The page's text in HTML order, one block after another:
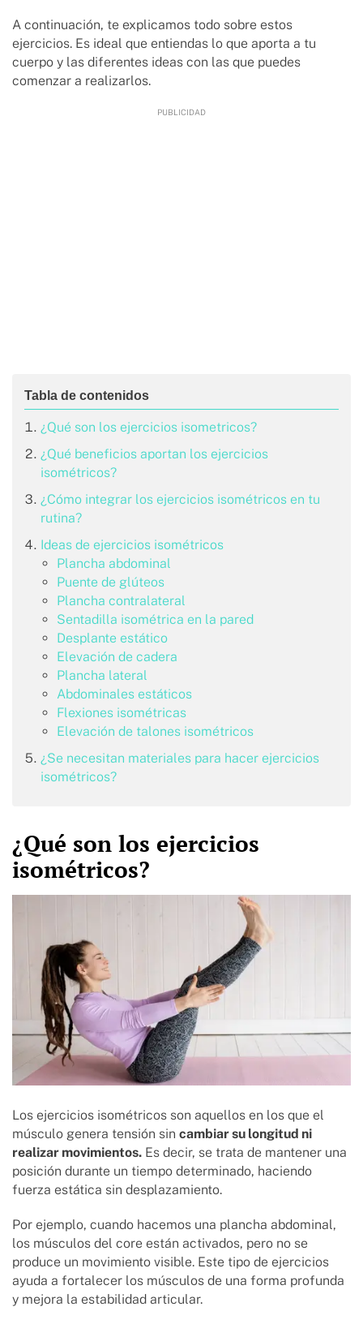
A continuación, te explicamos todo sobre estos
ejercicios. Es ideal que entiendas lo que aporta a tu
cuerpo y las diferentes ideas con las que puedes
comenzar a realizarlos.
¿Qué son los ejercicios isometricos?
¿Qué beneficios aportan los ejercicios
isométricos?
¿Cómo integrar los ejercicios isométricos en tu
rutina?
Ideas de ejercicios isométricos
Plancha abdominal
Puente de glúteos
Plancha contralateral
Sentadilla isométrica en la pared
Desplante estático
Elevación de cadera
Plancha lateral
Abdominales estáticos
Flexiones isométricas
Elevación de talones isométricos
¿Se necesitan materiales para hacer ejercicios
isométricos?
¿Qué son los ejercicios
isométricos?
Los ejercicios isométricos son aquellos en los que el
músculo genera tensión sin cambiar su longitud ni
realizar movimientos. Es decir, se trata de mantener una
posición durante un tiempo determinado, haciendo
fuerza estática sin desplazamiento.
Por ejemplo, cuando hacemos una plancha abdominal,
los músculos del core están activados, pero no se
produce un movimiento visible. Este tipo de ejercicios
ayuda a fortalecer los músculos de una forma profunda
y mejora la estabilidad articular.